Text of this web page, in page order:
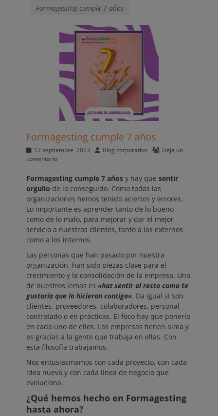
Formagesting cumple 7 años
Formagesting cumple 7 años
Publicado
el
12 septiembre, 2023 AutorBlog corporativo
Deja un
comentario
Formagesting cumple 7 años y hay que sentir
orgullo de lo conseguido. Como todas las
organizaciones hemos tenido aciertos y errores.
Lo importante es aprender tanto de lo bueno
como de lo malo, para mejorar y dar el mejor
servicio a nuestros clientes, tanto a los externos
como a los internos.
Las personas que han pasado por nuestra
organización, han sido piezas clave para el
crecimiento y la consolidación de la empresa. Uno
de nuestros lemas es «haz sentir al resto como te
gustaría que lo hicieran contigo». Da igual si son
clientes, proveedores, colaboradores, personal
contratado o en prácticas. El foco hay que ponerlo
en cada uno de ellos. Las empresas tienen alma y
es gracias a la gente que trabaja en ellas. Con
esta filosofía trabajamos.
Nos entusiasmamos con cada proyecto, con cada
idea nueva y con cada línea de negocio que
evoluciona.
¿Qué hemos hecho en Formagesting
hasta ahora?